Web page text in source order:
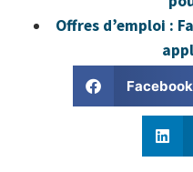
Offres d’emploi :
Facebook